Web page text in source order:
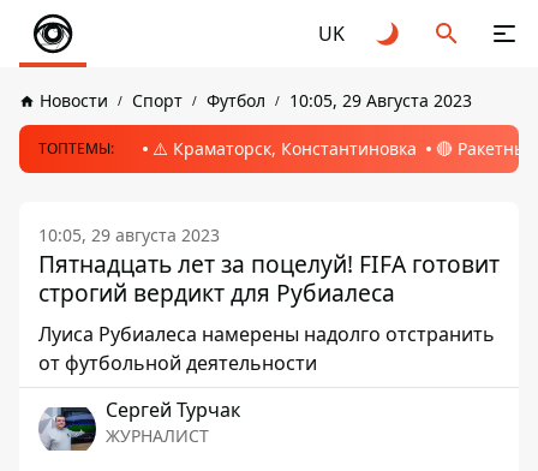
UK
Новости Спорт Футбол 10:05, 29 Августа 2023
ТОПТЕМЫ: ⚠️ Краматорск, Константиновка 🔴
10:05, 29 августа 2023
Пятнадцать лет за поцелуй! FIFA готовит
строгий вердикт для Рубиалеса
Луиса Рубиалеса намерены надолго отстранить
от футбольной деятельности
Сергей Турчак
ЖУРНАЛИСТ